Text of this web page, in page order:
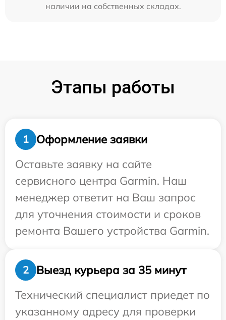
наличии на собственных складах.
Этапы работы
1
Оформление заявки
Оставьте заявку на сайте
сервисного центра Garmin. Наш
менеджер ответит на Ваш запрос
для уточнения стоимости и сроков
ремонта Вашего устройства Garmin.
2
Выезд курьера за 35 минут
Технический специалист приедет по
указанному адресу для проверки